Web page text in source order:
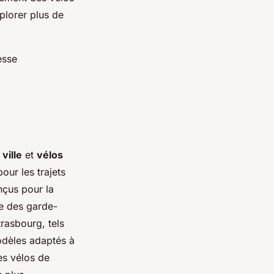
plus de
ville et vélos
les trajets
pour la
des garde-
tels
adaptés à
vélos de